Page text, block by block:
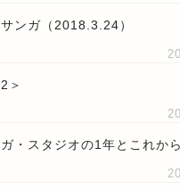
ンガ（2018.3.24）
＞
・スタジオの1年とこれから